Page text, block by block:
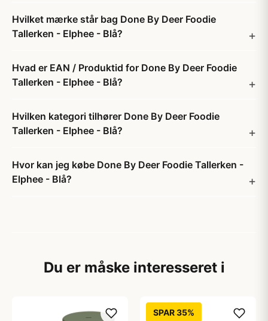
Hvilket mærke står bag Done By Deer Foodie
Tallerken - Elphee - Blå?
Hvad er EAN / Produktid for Done By Deer Foodie
Tallerken - Elphee - Blå?
Hvilken kategori tilhører Done By Deer Foodie
Tallerken - Elphee - Blå?
Hvor kan jeg købe Done By Deer Foodie Tallerken -
Elphee - Blå?
Du er måske interesseret i
SPAR 35%